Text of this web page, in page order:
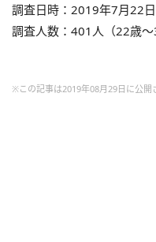
調査日時：2019年7月22
調査人数：401人（22歳～
※この記事は2019年08月29日に公開